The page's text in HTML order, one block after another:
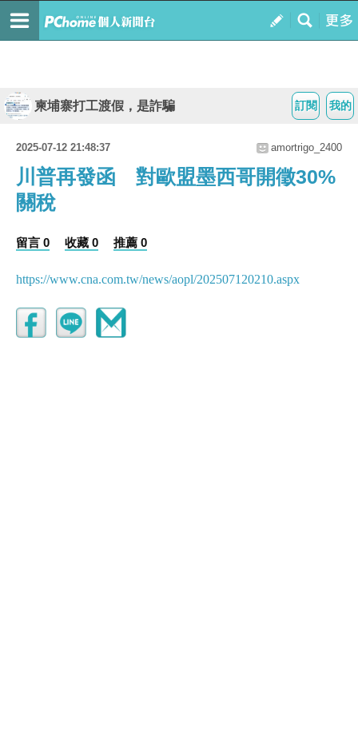
我的
訂閱
柬埔寨打工渡假，是詐騙
2025-07-12 21:48:37 amortrigo_2400
川普再發函 對歐盟墨西哥開徵30%
關稅
留言 0 收藏 0 推薦 0
https://www.cna.com.tw/news/aopl/202507120210.aspx